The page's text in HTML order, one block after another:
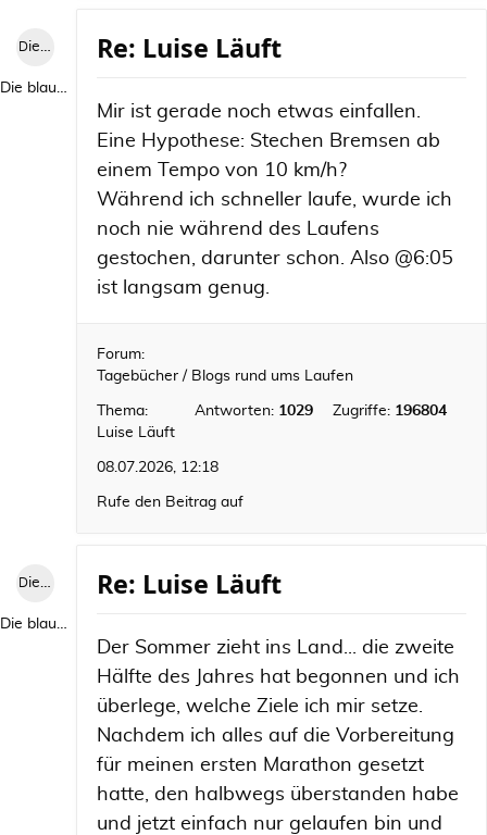
Die blaue Luise
Die blaue Luise
Re: Luise Läuft
Mir ist gerade noch etwas einfallen.
Eine Hypothese: Stechen Bremsen ab
einem Tempo von 10 km/h?
Während ich schneller laufe, wurde ich
noch nie während des Laufens
gestochen, darunter schon. Also @6:05
ist langsam genug.
Forum:
Tagebücher / Blogs rund ums Laufen
Thema:
Luise Läuft
Antworten: 1029 Zugriffe: 196804
08.07.2026, 12:18
Rufe den Beitrag auf
Die blaue Luise
Die blaue Luise
Re: Luise Läuft
Der Sommer zieht ins Land... die zweite
Hälfte des Jahres hat begonnen und ich
überlege, welche Ziele ich mir setze.
Nachdem ich alles auf die Vorbereitung
für meinen ersten Marathon gesetzt
hatte, den halbwegs überstanden habe
und jetzt einfach nur gelaufen bin und